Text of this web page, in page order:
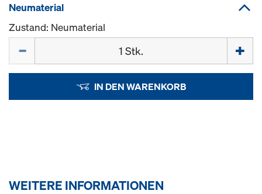
Neumaterial
Zustand: Neumaterial
IN DEN WARENKORB
WEITERE INFORMATIONEN